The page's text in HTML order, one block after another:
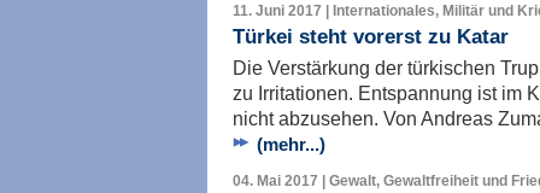
11. Juni 2017 | Internationales, Militär und
Türkei steht vorerst zu Katar
Die Verstärkung der türkischen
zu Irritationen. Entspannung ist im
nicht abzusehen. Von Andreas
(mehr...)
04. Mai 2017 | Gewalt, Gewaltfreiheit und